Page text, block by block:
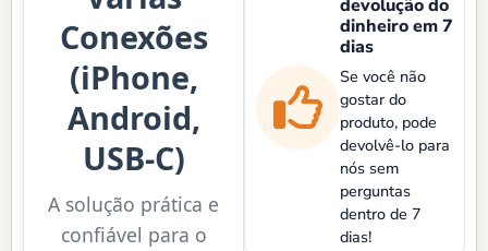
Conexões
(iPhone,
Android,
USB-C)
A solução prática e
confiável para o
devolução do
dinheiro em 7
dias
Se você não
gostar do
produto, pode
devolvê-lo para
nós sem
perguntas
dentro de 7
dias!